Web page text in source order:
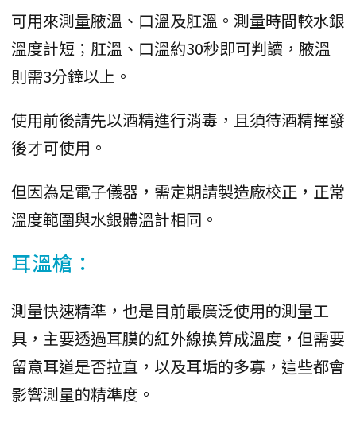
可用來測量腋溫、口溫及肛溫。測量時間較水銀
溫度計短；肛溫、口溫約30秒即可判讀，腋溫
則需3分鐘以上。
使用前後請先以酒精進行消毒，且須待酒精揮發
後才可使用。
但因為是電子儀器，需定期請製造廠校正，正常
溫度範圍與水銀體溫計相同。
耳溫槍：
測量快速精準，也是目前最廣泛使用的測量工
具，主要透過耳膜的紅外線換算成溫度，但需要
留意耳道是否拉直，以及耳垢的多寡，這些都會
影響測量的精準度。